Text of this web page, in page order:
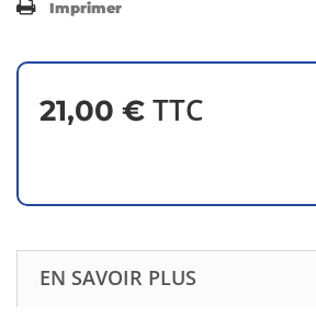
Imprimer
21,00 € TTC
EN SAVOIR PLUS